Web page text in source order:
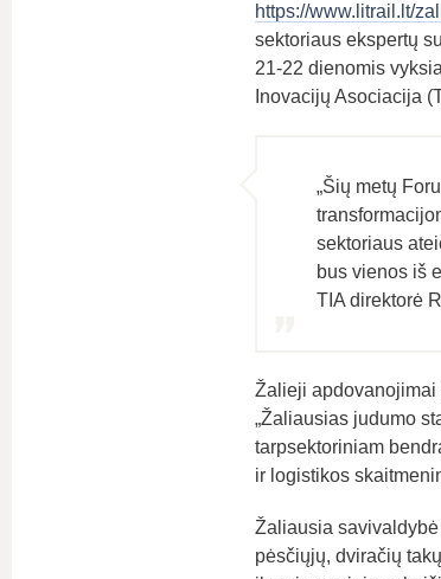
https://www.litrail.lt/
sektoriaus ekspertų
21-22 dienomis
Inovacijų Asociacija
„Šių metų
sektoriaus
bus vienos iš
TIA direktorė
Žalieji apdovanojimai
„Žaliausias judumo
tarpsektoriniam
ir logistikos
Žaliausia
pėsčiųjų, dviračių